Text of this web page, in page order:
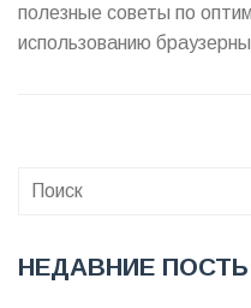
полезные советы по
использованию
НЕДАВНИЕ